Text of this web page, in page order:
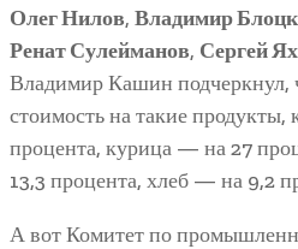
Олег Нилов, Владимир
Ренат Сулейманов, Сергей
Владимир Кашин подчеркнул,
стоимость на такие
процента, курица — на 27
13,3 процента, хлеб — на 9,2
А вот Комитет по